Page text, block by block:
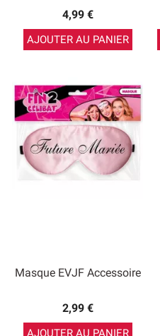
4,99 €
AJOUTER AU PANIER
Masque EVJF Accessoire
2,99 €
AJOUTER AU PANIER